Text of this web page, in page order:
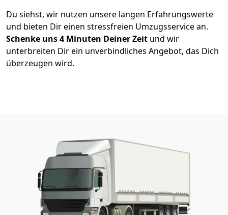
Du siehst, wir nutzen unsere langen Erfahrungswerte
und bieten Dir einen stressfreien Umzugsservice an.
Schenke uns 4 Minuten Deiner Zeit und wir
unterbreiten Dir ein unverbindliches Angebot, das Dich
überzeugen wird.